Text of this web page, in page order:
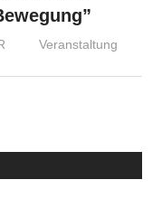
Veranstaltung